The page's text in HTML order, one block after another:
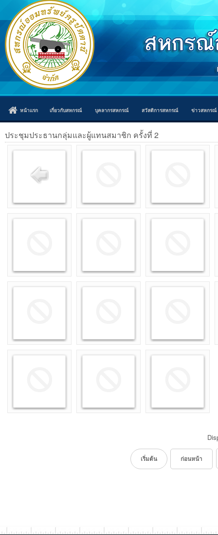
หน้าแรก เกี่ยวกับสหกรณ์ บุคลากรสหกรณ์ สวัสดิการสหกรณ์ ข่าวสหกรณ์
ประชุมประธานกลุ่มและผู้แทนสมาชิก ครั้งที่ 2
เริ่มต้น ก่อนหน้า